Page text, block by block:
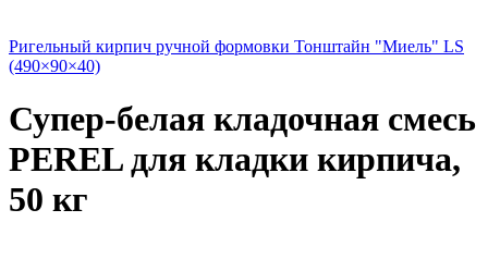
Ригельный кирпич ручной формовки Тонштайн "Миель" LS
(490×90×40)
Супер-белая кладочная смесь
PEREL для кладки кирпича,
50 кг